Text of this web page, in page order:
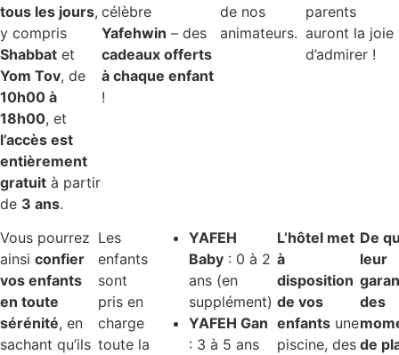
tous les jours,
y compris
Shabbat et
Yom Tov, de
10h00 à
18h00, et
l’accès est
entièrement
gratuit à partir
de 3 ans.
célèbre
Yafehwin – des
cadeaux offerts
à chaque enfant
!
de nos
animateurs.
parents
auront la joie
d’admirer !
Vous pourrez
ainsi confier
vos enfants
en toute
sérénité, en
sachant qu’ils
Les
enfants
sont
pris en
charge
toute la
YAFEH
Baby : 0 à 2
ans (en
supplément)
YAFEH Gan
: 3 à 5 ans
L’hôtel met
à
disposition
de vos
enfants une
piscine, des
De
leur
des
de